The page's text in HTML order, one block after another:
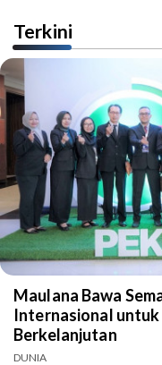
Terkini
Maulana Bawa
Internasional untuk
Berkelanjutan
DUNIA